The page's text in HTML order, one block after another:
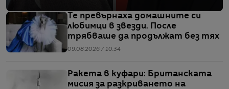
Те превърнаха домашните си
любимци в звезди. После
трябваше да продължат без тях
09.08.2026 / 10:34
Ракета в куфари: Британската
мисия за разкриването на